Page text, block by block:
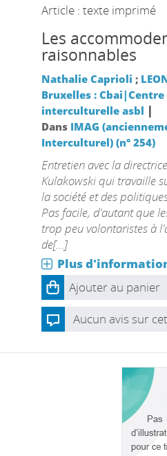
Article : texte imprimé
Les
raisonnables
Nathalie Caprioli ;
Bruxelles :
interculturelle asbl |
Dans IMAG
Interculturel) (n° 254)
Entretien avec la
Kulakowski qui travaille
la société et des
Pas facile, d'autant que
trop peu volontaristes à
de[...]
Plus
Ajouter au panier
Aucun avis sur